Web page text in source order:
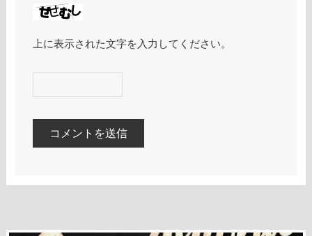
上に表示された文字を入力してください。